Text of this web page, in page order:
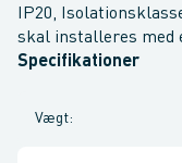
IP20,
skal installeres med
Specifikationer
Vægt: